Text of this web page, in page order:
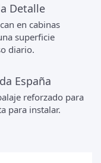
Detalle
en cabinas
superficie
diario.
España
reforzado para
para instalar.